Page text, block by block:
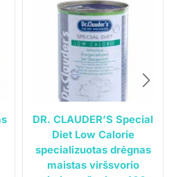
DR. CLAUDER’S Special
Diet Low Calorie
specializuotas drėgnas
maistas viršsvorio